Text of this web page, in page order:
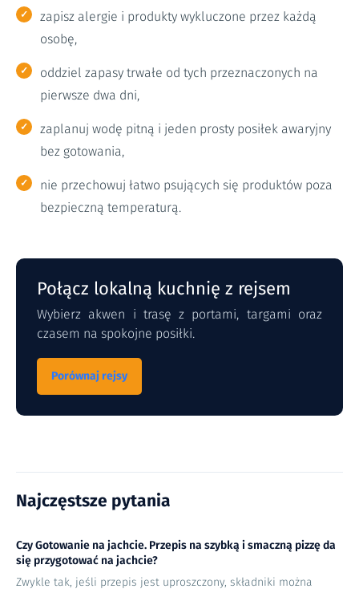
zapisz alergie i produkty wykluczone przez każdą
osobę,
oddziel zapasy trwałe od tych przeznaczonych na
pierwsze dwa dni,
zaplanuj wodę pitną i jeden prosty posiłek awaryjny
bez gotowania,
nie przechowuj łatwo psujących się produktów poza
bezpieczną temperaturą.
Połącz lokalną kuchnię z rejsem
Wybierz akwen i trasę z portami, targami oraz
czasem na spokojne posiłki.
Porównaj rejsy
Najczęstsze pytania
Czy Gotowanie na jachcie. Przepis na szybką i smaczną pizzę da
się przygotować na jachcie?
Zwykle tak, jeśli przepis jest uproszczony, składniki można